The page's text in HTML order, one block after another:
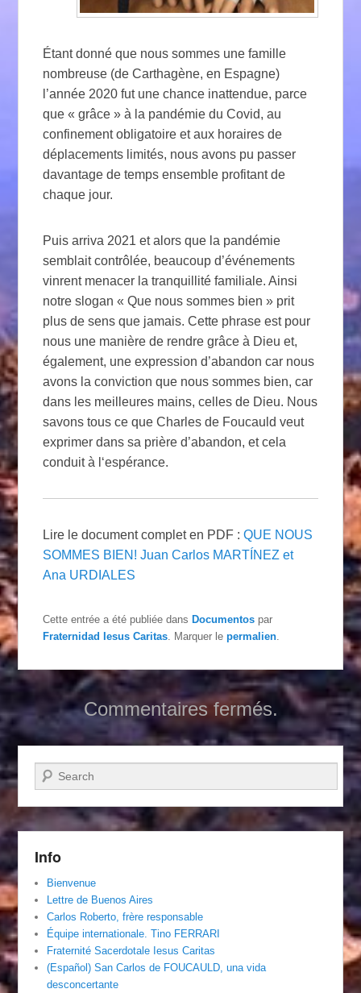
Étant donné que nous sommes une famille
nombreuse (de Carthagène, en Espagne)
l’année 2020 fut une chance inattendue, parce
que « grâce » à la pandémie du Covid, au
confinement obligatoire et aux horaires de
déplacements limités, nous avons pu passer
davantage de temps ensemble profitant de
chaque jour.
Puis arriva 2021 et alors que la pandémie
semblait contrôlée, beaucoup d’événements
vinrent menacer la tranquillité familiale. Ainsi
notre slogan « Que nous sommes bien » prit
plus de sens que jamais. Cette phrase est pour
nous une manière de rendre grâce à Dieu et,
également, une expression d’abandon car nous
avons la conviction que nous sommes bien, car
dans les meilleures mains, celles de Dieu. Nous
savons tous ce que Charles de Foucauld veut
exprimer dans sa prière d’abandon, et cela
conduit à l‘espérance.
Lire le document complet en PDF :QUE NOUS
SOMMES BIEN! Juan Carlos MARTÍNEZ et
Ana URDIALES
Cette entrée a été publiée dans Documentos par
Fraternidad Iesus Caritas. Marquer lepermalien.
Commentaires fermés.
Recherche
Info
Bienvenue
Lettre de Buenos Aires
Carlos Roberto, frère responsable
Équipe internationale. Tino FERRARI
Fraternité Sacerdotale Iesus Caritas
(Español) San Carlos de FOUCAULD, una vida
desconcertante